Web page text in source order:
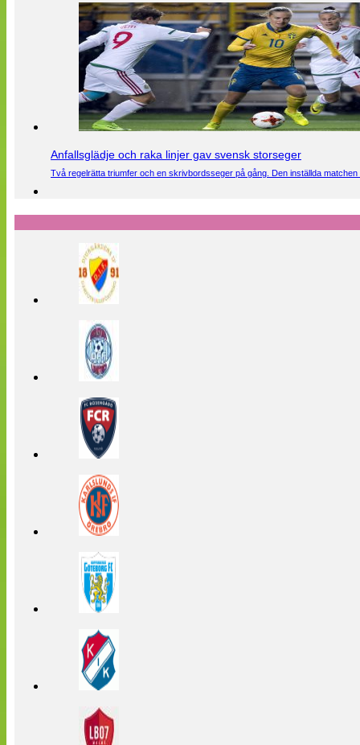
Anfallsglädje och raka linjer gav svensk storseger
Två regelrätta triumfer och en skrivbordsseger på gång. Den inställda